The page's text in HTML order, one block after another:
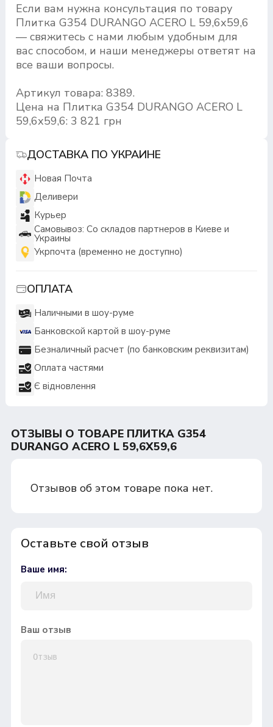
Если вам нужна консультация по товару
Плитка G354 DURANGO ACERO L 59,6х59,6
— свяжитесь с нами любым удобным для
вас способом, и наши менеджеры ответят на
все ваши вопросы.
Артикул товара: 8389.
Цена на Плитка G354 DURANGO ACERO L
59,6х59,6: 3 821 грн
ДОСТАВКА ПО УКРАИНЕ
Новая Почта
Деливери
Курьер
Самовывоз: Со складов партнеров в Киеве и
Украины
Укрпочта (временно не доступно)
ОПЛАТА
Наличными в шоу-руме
Банковской картой в шоу-руме
Безналичный расчет (по банковским реквизитам)
Оплата частями
Є відновлення
ОТЗЫВЫ О ТОВАРЕ ПЛИТКА G354
DURANGO ACERO L 59,6Х59,6
Отзывов об этом товаре пока нет.
Оставьте свой отзыв
Ваше имя:
Ваш отзыв